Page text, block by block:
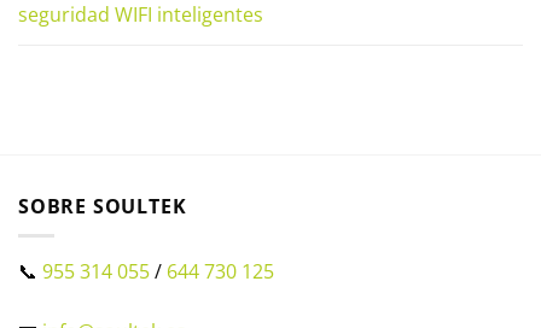
seguridad WIFI inteligentes
SOBRE SOULTEK
📞 955 314 055/ 644 730 125